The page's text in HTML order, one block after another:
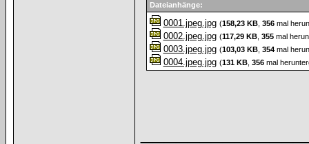
Dateianhänge:
0001.jpeg.jpg (158,23 KB, 356mal
0002.jpeg.jpg (117,29 KB, 355mal
0003.jpeg.jpg (103,03 KB, 354mal
0004.jpeg.jpg (131 KB, 356mal